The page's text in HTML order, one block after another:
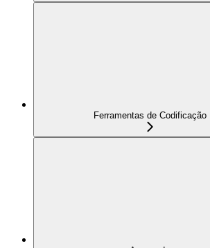
Ferramentas de Codificação